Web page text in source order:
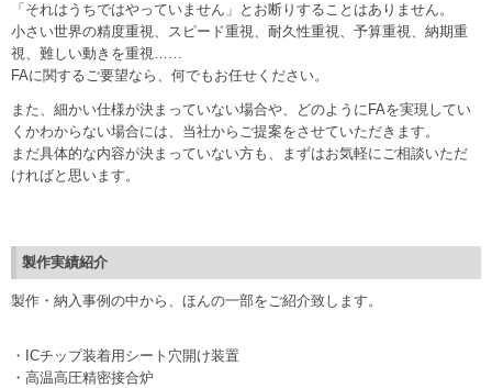
「それはうちではやっていません」とお断りすることはありません。
小さい世界の精度重視、スピード重視、耐久性重視、予算重視、納期重
視、難しい動きを重視……
FAに関するご要望なら、何でもお任せください。
また、細かい仕様が決まっていない場合や、どのようにFAを実現してい
くかわからない場合には、当社からご提案をさせていただきます。
まだ具体的な内容が決まっていない方も、まずはお気軽にご相談いただ
ければと思います。
製作実績紹介
製作・納入事例の中から、ほんの一部をご紹介致します。
・ICチップ装着用シート穴開け装置
・高温高圧精密接合炉